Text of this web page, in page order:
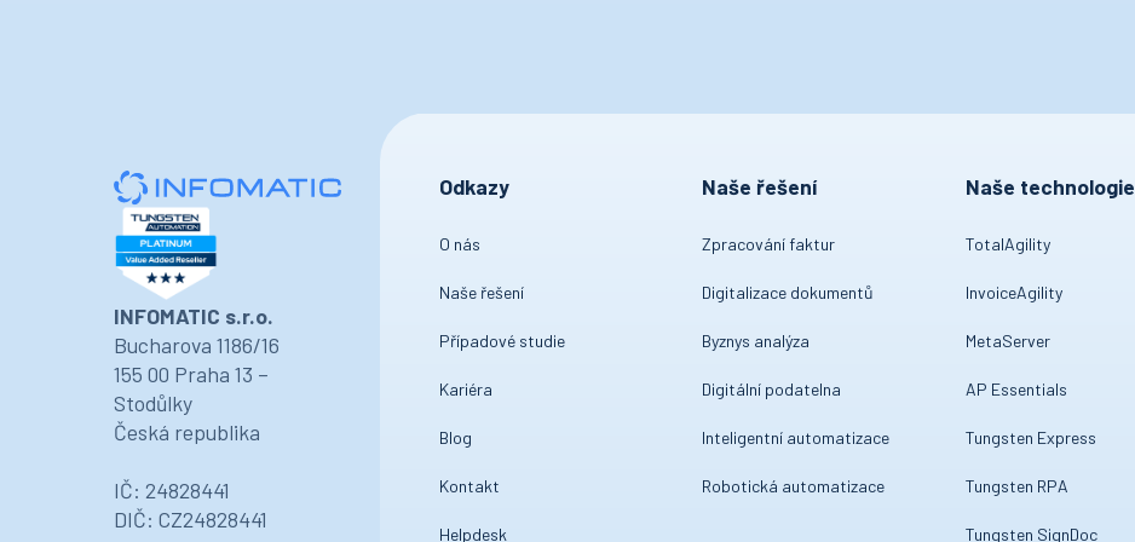
INFOMATIC s.r.o.
Bucharova 1186/16
155 00 Praha 13 –
Stodůlky
Česká republika
IČ: 24828441
DIČ: CZ24828441
Odkazy
O nás
Naše řešení
Případové studie
Kariéra
Blog
Kontakt
Helpdesk
Naše řešení
Zpracování faktur
Digitalizace dokumentů
Byznys analýza
Digitální podatelna
Inteligentní automatizace
Robotická automatizace
Naše technologie
TotalAgility
InvoiceAgility
MetaServer
AP Essentials
Tungsten Express
Tungsten RPA
Tungsten SignDoc